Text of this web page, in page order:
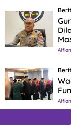
Alfian
Alfian